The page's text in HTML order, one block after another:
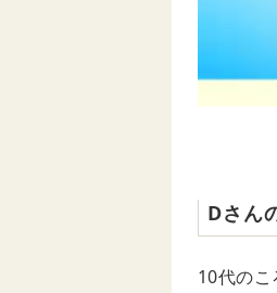
Dさん
10代の